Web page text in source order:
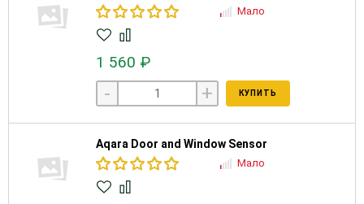
Мало
1 560 ₽
- + КУПИТЬ
Aqara Door and Window Sensor
Мало